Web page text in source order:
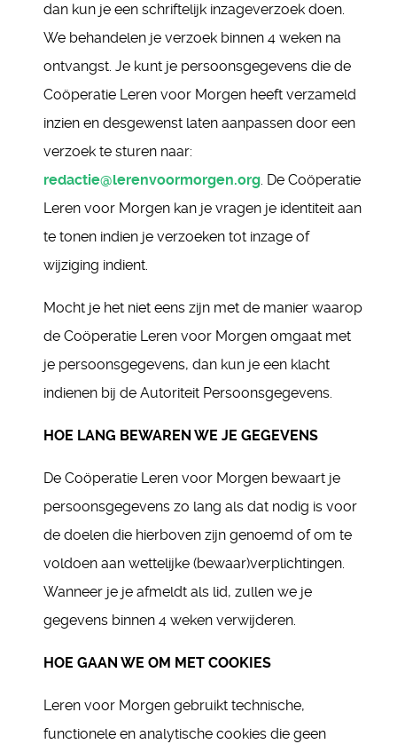
dan kun je een schriftelijk inzageverzoek doen.
We behandelen je verzoek binnen 4 weken na
ontvangst. Je kunt je persoonsgegevens die de
Coöperatie Leren voor Morgen heeft verzameld
inzien en desgewenst laten aanpassen door een
verzoek te sturen naar:
redactie@lerenvoormorgen.org. De Coöperatie
Leren voor Morgen kan je vragen je identiteit aan
te tonen indien je verzoeken tot inzage of
wijziging indient.
Mocht je het niet eens zijn met de manier waarop
de Coöperatie Leren voor Morgen omgaat met
je persoonsgegevens, dan kun je een klacht
indienen bij de Autoriteit Persoonsgegevens.
HOE LANG BEWAREN WE JE GEGEVENS
De Coöperatie Leren voor Morgen bewaart je
persoonsgegevens zo lang als dat nodig is voor
de doelen die hierboven zijn genoemd of om te
voldoen aan wettelijke (bewaar)verplichtingen.
Wanneer je je afmeldt als lid, zullen we je
gegevens binnen 4 weken verwijderen.
HOE GAAN WE OM MET COOKIES
Leren voor Morgen gebruikt technische,
functionele en analytische cookies die geen